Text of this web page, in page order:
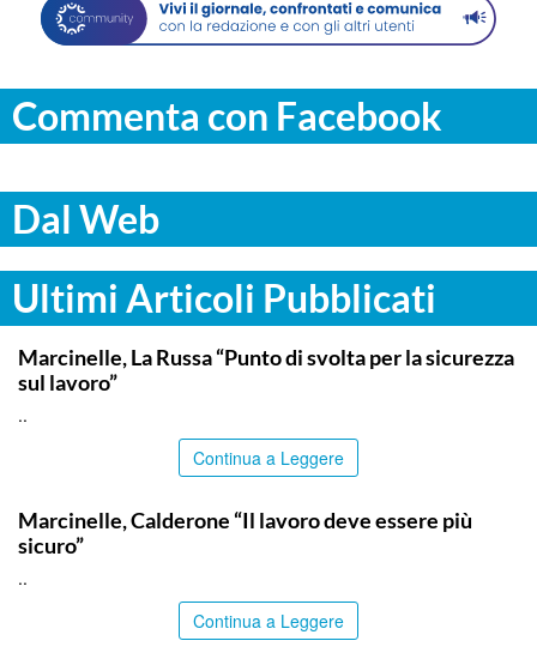
Commenta con Facebook
Dal Web
Ultimi Articoli Pubblicati
ITALPRESS
Marcinelle, La Russa “Punto di svolta per la sicurezza
sul lavoro”
..
Continua a Leggere
Marcinelle, Calderone “Il lavoro deve essere più
sicuro”
..
Continua a Leggere